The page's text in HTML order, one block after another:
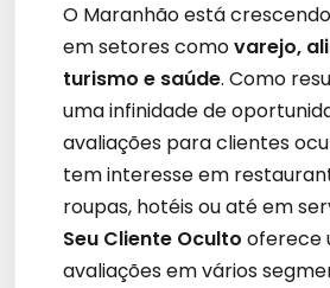
O Maranhão está
em setores comovarejo,
turismo e saúde. Como
uma infinidade de
avaliações para clientes
tem interesse em
roupas, hotéis ou até em
Seu Cliente Oculto oferece
avaliações em vários